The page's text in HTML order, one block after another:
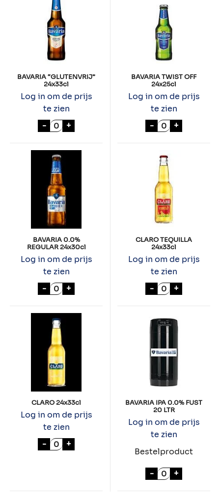
BAVARIA “GLUTENVRIJ”
24x33cl
Log in om de prijs
te zien
- BAVARIA "GLUTENVRIJ" 24x33cl aantal
+
BAVARIA TWIST OFF
24x25cl
Log in om de prijs
te zien
- BAVARIA
+
BAVARIA 0.0%
REGULAR 24x30cl
Log in om de prijs
te zien
- BAVARIA 0.0% REGULAR 24x30cl aantal
+
CLARO TEQUILLA
24x33cl
Log in om de prijs
te zien
- CLARO
+
CLARO 24x33cl
Log in om de prijs
te zien
- CLARO 24x33cl aantal
+
BAVARIA IPA 0.0% FUST
20 LTR
Log in om de prijs
te zien
Bestelproduct
- BAVARIA IPA
+